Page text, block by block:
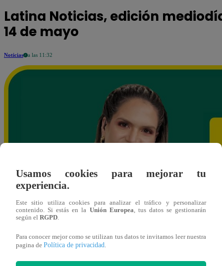
Latina Noticias, edición
14 de mayo
Noticias a las 11:32
Usamos cookies para mejorar tu
experiencia.
Este sitio utiliza cookies para analizar el tráfico y personalizar
contenido. Si estás en la Unión Europea , tus datos se gestionarán
según el RGPD
Para conocer mejor como se utilizan tus datos te invitamos leer nuestra
pagina de Política de privacidad